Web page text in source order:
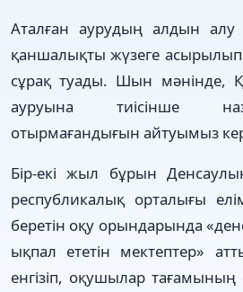
Аталған аурудың алдын алу
қаншалықты жүзеге
сұрақ туады. Шын мәнінде,
ауруына тиісінше
отырмағандығын айтуымыз
Бір-екі жыл бұрын
республикалық орталығы
беретін оқу орындарында
ықпал ететін мектептер»
енгізіп, оқушылар